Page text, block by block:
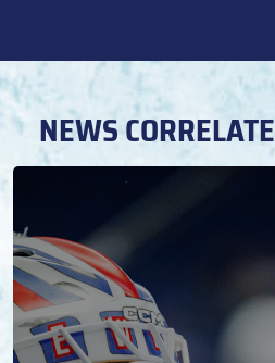
NEWS CORRELATE